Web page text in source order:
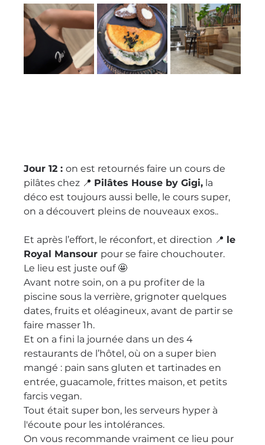
Jour 12 : on est retournés faire un cours de
pilâtes chez 📍 Pilâtes House by Gigi, la
déco est toujours aussi belle, le cours super,
on a découvert pleins de nouveaux exos..
Et après l’effort, le réconfort, et direction 📍 le
Royal Mansour pour se faire chouchouter.
Le lieu est juste ouf 🤩
Avant notre soin, on a pu profiter de la
piscine sous la verrière, grignoter quelques
dates, fruits et oléagineux, avant de partir se
faire masser 1h.
Et on a fini la journée dans un des 4
restaurants de l’hôtel, où on a super bien
mangé : pain sans gluten et tartinades en
entrée, guacamole, frittes maison, et petits
farcis vegan.
Tout était super bon, les serveurs hyper à
l'écoute pour les intolérances.
On vous recommande vraiment ce lieu pour